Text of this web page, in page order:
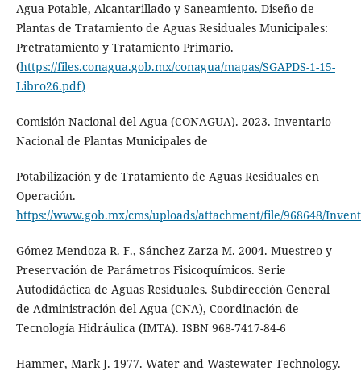
Agua Potable, Alcantarillado y Saneamiento. Diseño de
Plantas de Tratamiento de Aguas Residuales Municipales:
Pretratamiento y Tratamiento Primario.
(https://files.conagua.gob.mx/conagua/mapas/SGAPDS-1-15-
Libro26.pdf)
Comisión Nacional del Agua (CONAGUA). 2023. Inventario
Nacional de Plantas Municipales de
Potabilización y de Tratamiento de Aguas Residuales en
Operación.
https://www.gob.mx/cms/uploads/attachment/file/968648/
Gómez Mendoza R. F., Sánchez Zarza M. 2004. Muestreo y
Preservación de Parámetros Fisicoquímicos. Serie
Autodidáctica de Aguas Residuales. Subdirección General
de Administración del Agua (CNA), Coordinación de
Tecnología Hidráulica (IMTA). ISBN 968-7417-84-6
Hammer, Mark J. 1977. Water and Wastewater Technology.